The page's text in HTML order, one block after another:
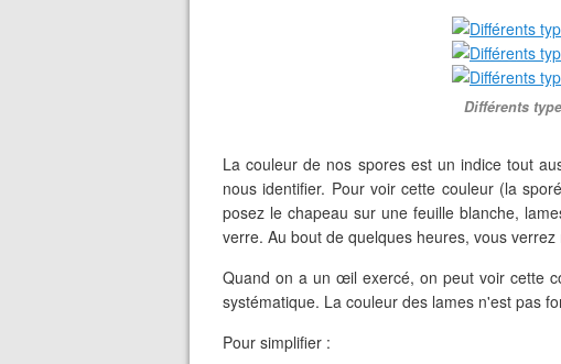
Différents
La couleur de nos spores est un indice tout
nous identifier. Pour voir cette couleur (la
posez le chapeau sur une feuille blanche,
verre. Au bout de quelques heures, vous
Quand on a un œil exercé, on peut voir cette
systématique. La couleur des lames n'est pas
Pour simplifier :